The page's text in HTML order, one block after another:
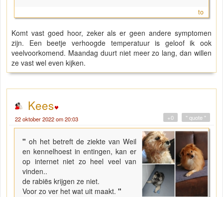
to
Komt vast goed hoor, zeker als er geen andere symptomen
zijn. Een beetje verhoogde temperatuur is geloof ik ook
veelvoorkomend. Maandag duurt niet meer zo lang, dan willen
ze vast wel even kijken.
Kees
22 oktober 2022 om 20:03 " quote "
+0
"oh het betreft de ziekte van Weil
en kennelhoest in entingen, kan er
op internet niet zo heel veel van
vinden..
de rabiës krijgen ze niet.
Voor zo ver het wat uit maakt. "